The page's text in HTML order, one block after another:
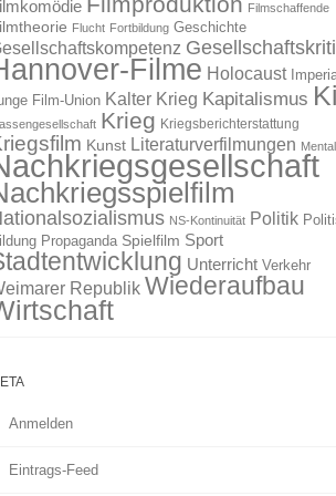
Filmschaffende
Flucht Fortbildung Geschichte
Filme Holocaust
Film-Union Kalter Krieg Kapitalismus
Krieg Kriegsberichterstattung
Kunst Literaturverfilmungen
NS-Kontinuität Politik
Propaganda Spielfilm Sport
Unterricht Verkehr
Republik Wiederaufbau
Anmelden
Eintrags-Feed